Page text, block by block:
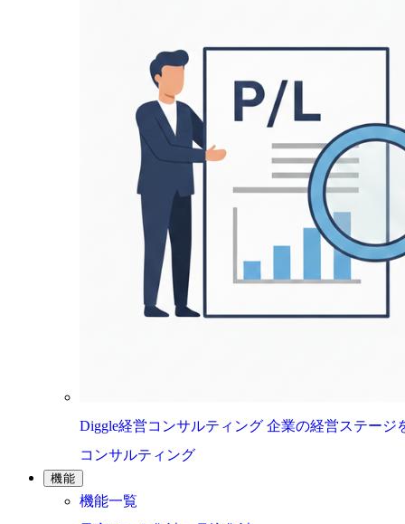
Diggle経営コンサルティング 企業の経営ステージ
コンサルティング
機能
機能一覧